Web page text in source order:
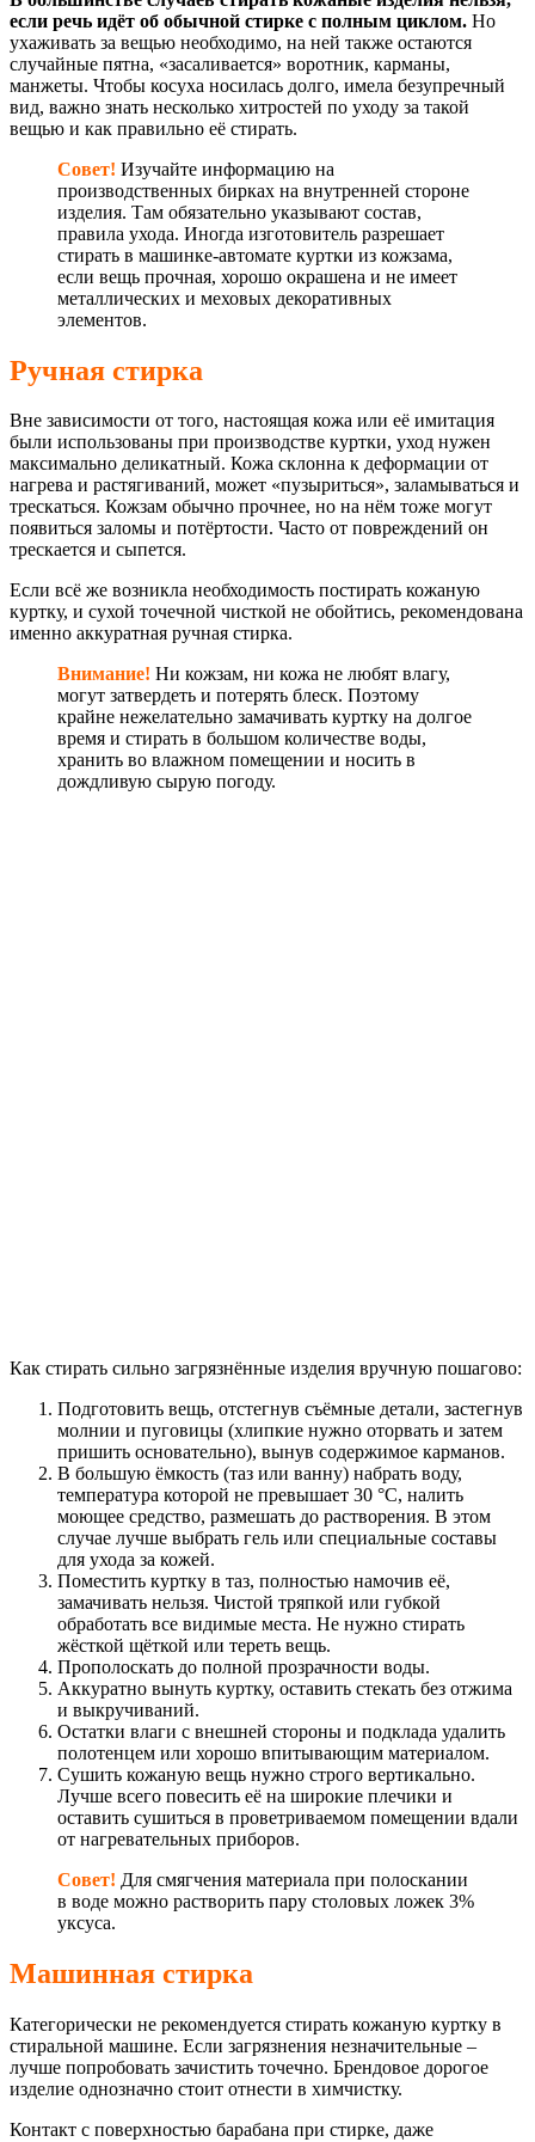
если речь идёт об обычной стирке с полным циклом. Но
ухаживать за вещью необходимо, на ней также остаются
случайные пятна, «засаливается» воротник, карманы,
манжеты. Чтобы косуха носилась долго, имела безупречный
вид, важно знать несколько хитростей по уходу за такой
вещью и как правильно её стирать.
Совет! Изучайте информацию на
производственных бирках на внутренней стороне
изделия. Там обязательно указывают состав,
правила ухода. Иногда изготовитель разрешает
стирать в машинке-автомате куртки из кожзама,
если вещь прочная, хорошо окрашена и не имеет
металлических и меховых декоративных
элементов.
Ручная стирка
Вне зависимости от того, настоящая кожа или её имитация
были использованы при производстве куртки, уход нужен
максимально деликатный. Кожа склонна к деформации от
нагрева и растягиваний, может «пузыриться», заламываться и
трескаться. Кожзам обычно прочнее, но на нём тоже могут
появиться заломы и потёртости. Часто от повреждений он
трескается и сыпется.
Если всё же возникла необходимость постирать кожаную
куртку, и сухой точечной чисткой не обойтись, рекомендована
именно аккуратная ручная стирка.
Внимание! Ни кожзам, ни кожа не любят влагу,
могут затвердеть и потерять блеск. Поэтому
крайне нежелательно замачивать куртку на долгое
время и стирать в большом количестве воды,
хранить во влажном помещении и носить в
дождливую сырую погоду.
Как стирать сильно загрязнённые изделия вручную пошагово:
Подготовить вещь, отстегнув съёмные детали, застегнув
молнии и пуговицы (хлипкие нужно оторвать и затем
пришить основательно), вынув содержимое карманов.
В большую ёмкость (таз или ванну) набрать воду,
температура которой не превышает 30 °С, налить
моющее средство, размешать до растворения. В этом
случае лучше выбрать гель или специальные составы
для ухода за кожей.
Поместить куртку в таз, полностью намочив её,
замачивать нельзя. Чистой тряпкой или губкой
обработать все видимые места. Не нужно стирать
жёсткой щёткой или тереть вещь.
Прополоскать до полной прозрачности воды.
Аккуратно вынуть куртку, оставить стекать без отжима
и выкручиваний.
Остатки влаги с внешней стороны и подклада удалить
полотенцем или хорошо впитывающим материалом.
Сушить кожаную вещь нужно строго вертикально.
Лучше всего повесить её на широкие плечики и
оставить сушиться в проветриваемом помещении вдали
от нагревательных приборов.
Совет! Для смягчения материала при полоскании
в воде можно растворить пару столовых ложек 3%
уксуса.
Машинная стирка
Категорически не рекомендуется стирать кожаную куртку в
стиральной машине. Если загрязнения незначительные –
лучше попробовать зачистить точечно. Брендовое дорогое
изделие однозначно стоит отнести в химчистку.
Контакт с поверхностью барабана при стирке, даже